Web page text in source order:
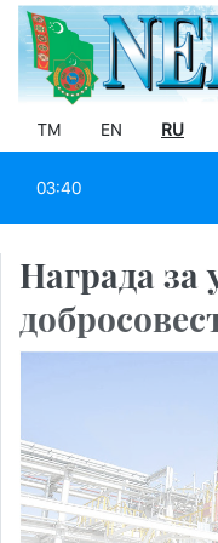
TM EN RU
03:40
Награда за